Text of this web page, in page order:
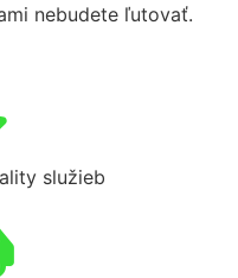
nebudete ľutovať.
služieb